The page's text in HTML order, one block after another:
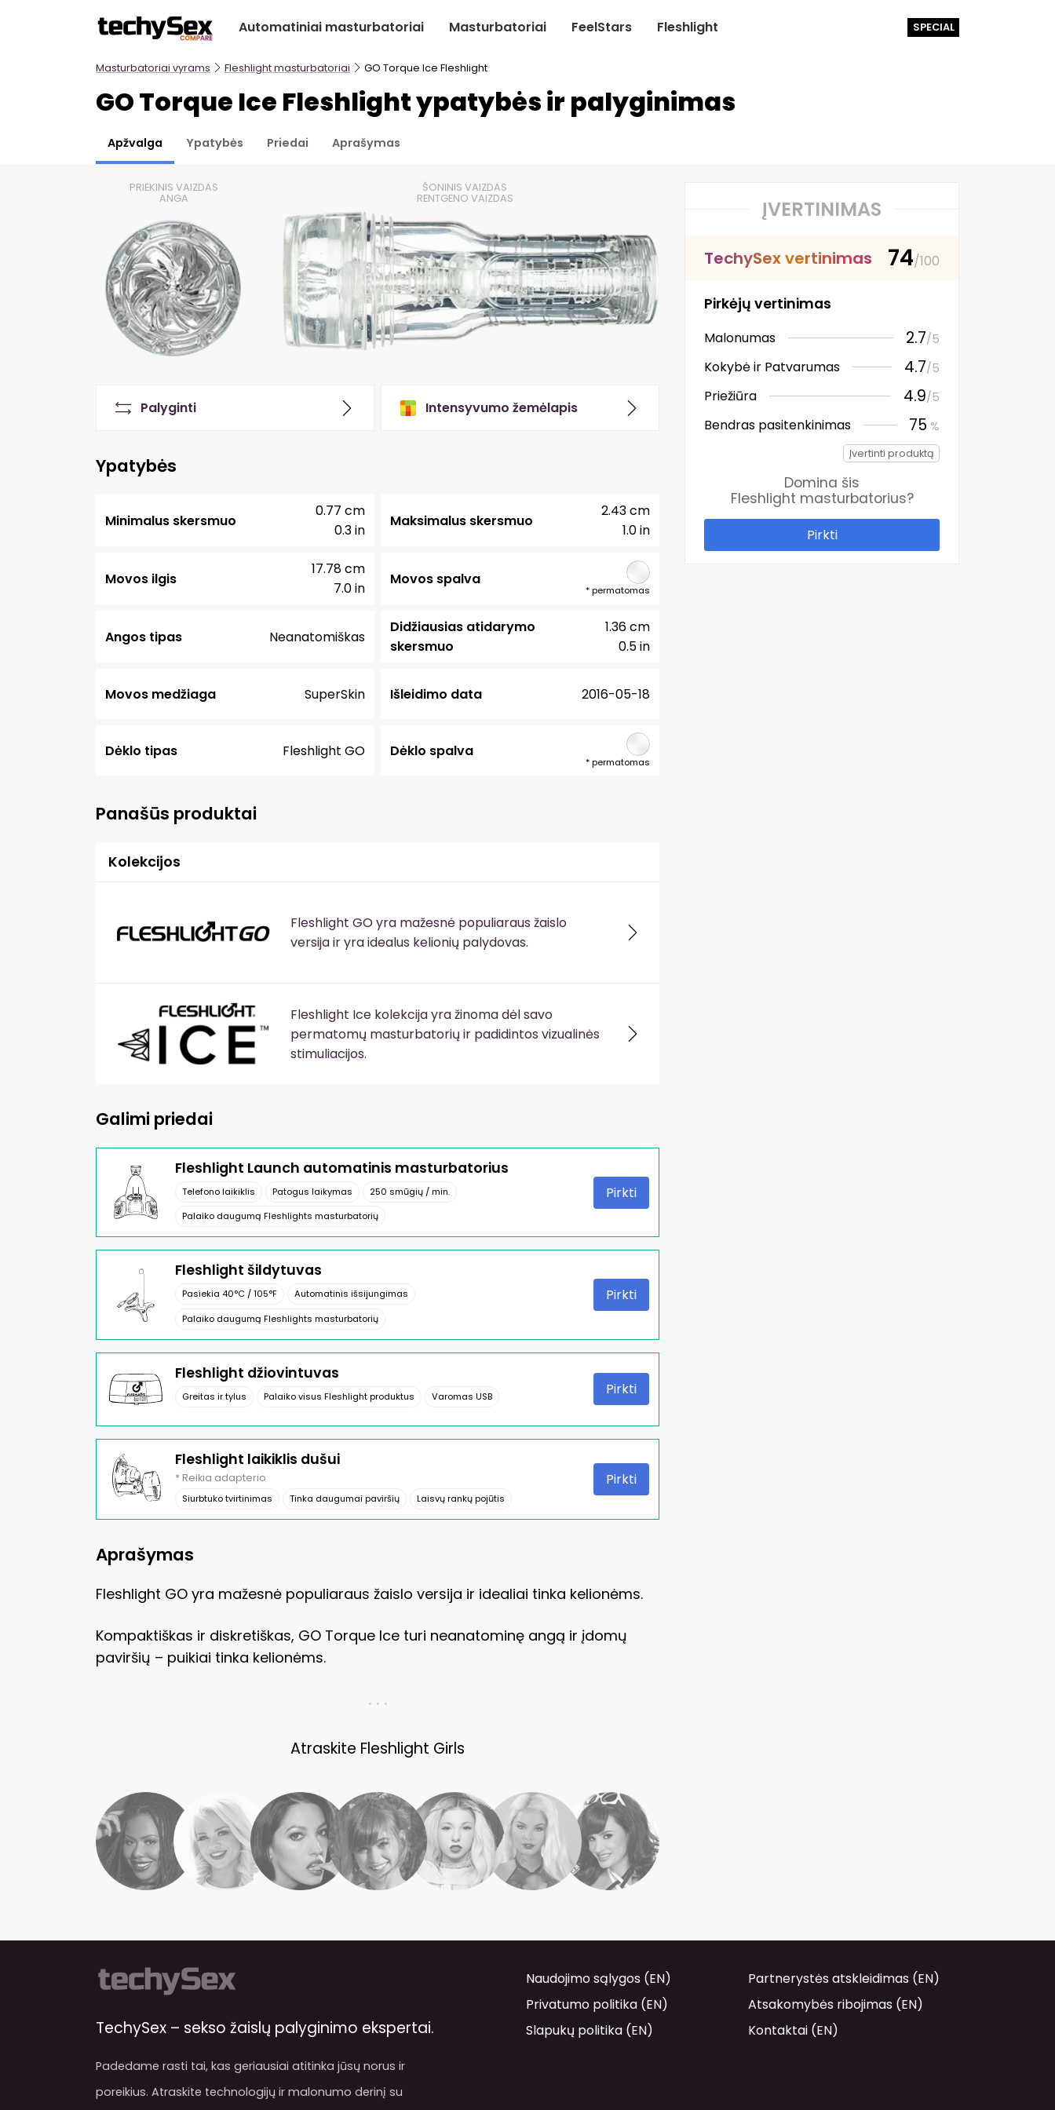
Automatiniai masturbatoriai Masturbatoriai FeelStars Fleshlight SPECIAL
Masturbatoriai vyrams Fleshlight masturbatoriai GO Torque Ice Fleshlight
GO Torque Ice Fleshlight ypatybės ir palyginimas
Apžvalga Ypatybės Priedai Aprašymas
PRIEKINIS VAIZDAS
ANGA
ŠONINIS VAIZDAS
RENTGENO VAIZDAS
Palyginti Intensyvumo žemėlapis
Ypatybės
Minimalus skersmuo
0.3 in
0.77 cm
Maksimalus skersmuo
1.0 in
2.43 cm
Movos ilgis
7.0 in
17.78 cm
Movos spalva
*permatomas
Angos tipas Neanatomiškas
Didžiausias atidarymo
skersmuo
0.5 in
1.36 cm
Movos medžiaga SuperSkin Išleidimo data 2016-05-18
Dėklo tipas Fleshlight GO Dėklo spalva
*permatomas
Panašūs produktai
Kolekcijos
Fleshlight GO yra mažesnė populiaraus žaislo
versija ir yra idealus kelionių palydovas.
Fleshlight Ice kolekcija yra žinoma dėl savo
permatomų masturbatorių ir padidintos vizualinės
stimuliacijos.
Galimi priedai
Fleshlight Launch automatinis masturbatorius
Telefono laikiklis Patogus laikymas
250 smūgių / min.
Palaiko daugumą Fleshlights masturbatorių
Pirkti
Fleshlight šildytuvas
Pasiekia 40°C / 105°F
Automatinis išsijungimas
Palaiko daugumą Fleshlights masturbatorių
Pirkti
Fleshlight džiovintuvas
Greitas ir tylus Palaiko visus Fleshlight produktus Varomas USB Pirkti
Fleshlight laikiklis dušui
* Reikia adapterio
Siurbtuko tvirtinimas Tinka daugumai paviršių Laisvų rankų pojūtis
Pirkti
Aprašymas
Fleshlight GO yra mažesnė populiaraus žaislo versija ir idealiai tinka kelionėms.
Kompaktiškas ir diskretiškas, GO Torque Ice turi neanatominę angą ir įdomų
paviršių – puikiai tinka kelionėms.
. . .
Atraskite Fleshlight Girls
ĮVERTINIMAS
TechySexvertinimas 74/100
Pirkėjų vertinimas
Malonumas 2.7/5
Kokybė ir Patvarumas 4.7/5
Priežiūra 4.9/5
Bendras pasitenkinimas 75 %
Įvertinti produktą
Domina šis
Fleshlight masturbatorius?
Pirkti
TechySex – sekso žaislų palyginimo ekspertai.
Padedame rasti tai, kas geriausiai atitinka jūsų norus ir
poreikius. Atraskite technologijų ir malonumo derinį su
Naudojimo sąlygos (EN)
Privatumo politika (EN)
Slapukų politika (EN)
Partnerystės atskleidimas (EN)
Atsakomybės ribojimas (EN)
Kontaktai (EN)